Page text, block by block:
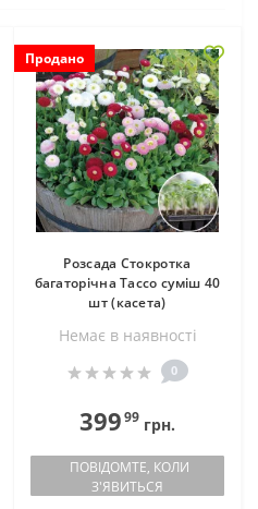
Продано
Розсада Стокротка
багаторічна Тассо суміш 40
шт (касета)
Немає в наявностi
0
39999 грн.
ПОВІДОМТЕ, КОЛИ
З'ЯВИТЬСЯ